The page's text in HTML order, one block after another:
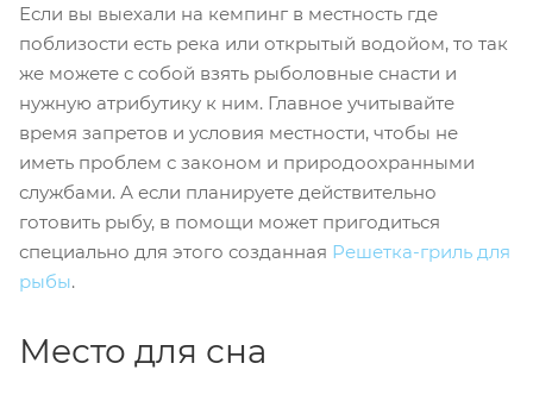
Если вы выехали на кемпинг в местность где
поблизости есть река или открытый водойом, то так
же можете с собой взять рыболовные снасти и
нужную атрибутику к ним. Главное учитывайте
время запретов и условия местности, чтобы не
иметь проблем с законом и природоохранными
службами. А если планируете действительно
готовить рыбу, в помощи может пригодиться
специально для этого созданная Решетка-гриль для
рыбы.
Место для сна